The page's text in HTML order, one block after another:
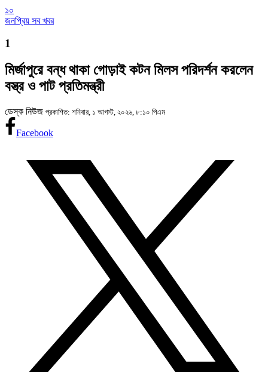
১০
জনপ্রিয় সব খবর
1
মির্জাপুরে বন্ধ থাকা গোড়াই কটন মিলস পরিদর্শন করলেন
বস্ত্র ও পাট প্রতিমন্ত্রী
ডেস্ক নিউজ প্রকাশিত: শনিবার, ১ আগস্ট, ২০২৬, ৮:১০ পিএম
Facebook